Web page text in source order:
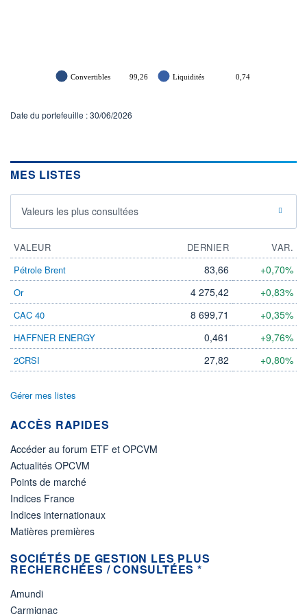
Convertibles 99,26 Liquidités 0,74
Date du portefeuille : 30/06/2026
MES LISTES
Valeurs les plus consultées
VALEUR DERNIER
VAR.
Pétrole Brent
83,66 +0,70%
Or 4 275,42 +0,83%
CAC 40 8 699,71 +0,35%
HAFFNER ENERGY 0,461 +9,76%
2CRSI 27,82 +0,80%
Gérer mes listes
ACCÈS RAPIDES
Accéder au forum ETF et OPCVM
Actualités OPCVM
Points de marché
Indices France
Indices internationaux
Matières premières
SOCIÉTÉS DE GESTION LES PLUS
RECHERCHÉES / CONSULTÉES *
Amundi
Carmignac